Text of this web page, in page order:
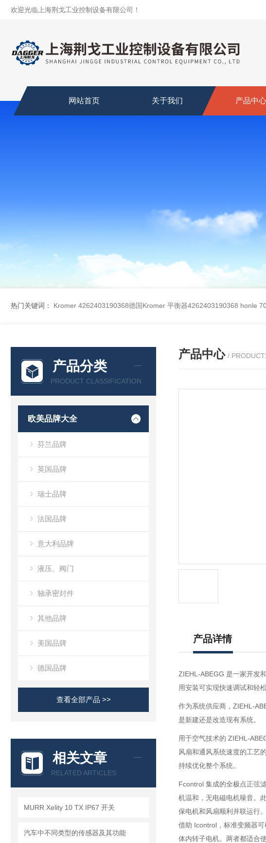
欢迎光临上海荆戈工业控制设备有限公司！
网站首页 关于我们 产品中心
热门关键词： Kromer 4262403190368德国Kromer 平衡器4262403190368 honle
产品分类
PRODUCT CLASSIFICATION
欧美品牌大全
芬兰品牌
英国品牌
瑞士品牌
法国品牌
意大利品牌
液压、阀门
轴承密封件
其他品牌
美国品牌
德国品牌
查看全部产品 >>
相关文章
RELATED ARTICLES
MURR Xelity 10 TX IP67 开关
汽车中不同类型的传感器及其功能
产品中心 /
产品详情
ZIEHL-ABEGG 是一家开发
用安装可实现快速调试和轻
作为系统供应商，ZIEHL-
是新建还是改造现有系统。
用于空气技术的 ZIEHL-
风扇和通风系统速度的工艺
持续优化整个系统。
Fcontrol 集成的全极点正弦
机温和，无电磁电机噪音。
保电机和风扇顺利并联运行。
借助 Icontrol，标准变频器
体内转子电机。两者都适合